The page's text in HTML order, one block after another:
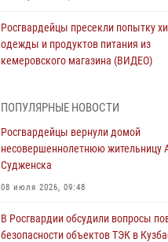
Росгвардейцы пресекли попытку
одежды и продуктов питания из
кемеровского магазина (ВИДЕО)
В Кузбассе стартовал чемпионат
ордена Жукова округа Росгвардии по
служебно-боевой стрельбе
05 августа 2026, 10:53
дебошира, устроившего конфликт в
медицинском учреждении
ПОПУЛЯРНЫЕ НОВОСТИ
Росгвардейцы вернули домой
несовершеннолетнюю жительницу
Судженска
08 июля 2026, 09:48
В Росгвардии обсудили вопросы
безопасности объектов ТЭК в